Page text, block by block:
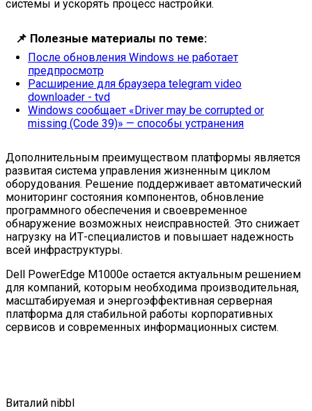
системы и ускорять процесс настройки.
📌 Полезные материалы по теме:
После обновления Windows не работает
предпросмотр
Расширение для браузера telegram video
downloader - tvd
Windows сообщает «Driver may be corrupted or
missing (Code 39)» — способы устранения
Дополнительным преимуществом платформы является
развитая система управления жизненным циклом
оборудования. Решение поддерживает автоматический
мониторинг состояния компонентов, обновление
программного обеспечения и своевременное
обнаружение возможных неисправностей. Это снижает
нагрузку на ИТ-специалистов и повышает надежность
всей инфраструктуры.
Dell PowerEdge M1000e остается актуальным решением
для компаний, которым необходима производительная,
масштабируемая и энергоэффективная серверная
платформа для стабильной работы корпоративных
сервисов и современных информационных систем.
Виталий nibbl